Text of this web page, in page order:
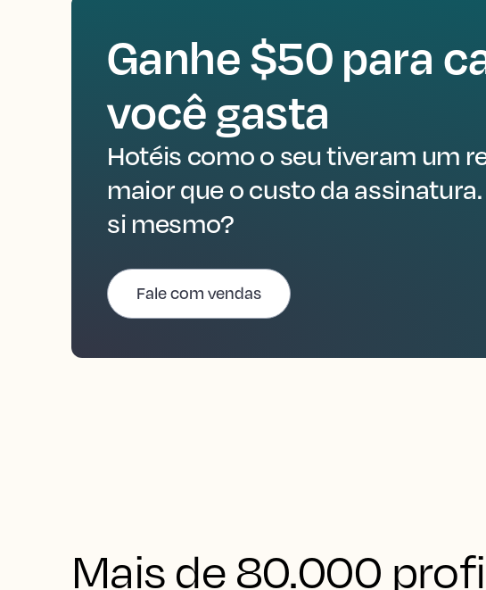
Ganhe $50 para
você gasta
Hotéis como o seu tiveram um
maior que o custo da
si mesmo?
Fale com vendas
Mais de 80.000